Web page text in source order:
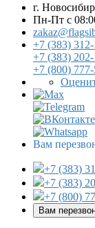
г.
Пн-Пт с
+7 (383)
+7 (383)
+7 (800)
Вам
+7 (383)
+7 (383)
+7 (800)
Вам